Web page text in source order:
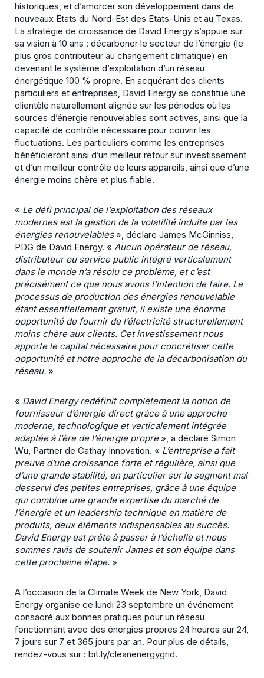
historiques, et d’amorcer son développement dans de
nouveaux Etats du Nord-Est des Etats-Unis et au Texas.
La stratégie de croissance de David Energy s’appuie sur
sa vision à 10 ans : décarboner le secteur de l’énergie (le
plus gros contributeur au changement climatique) en
devenant le système d’exploitation d’un réseau
énergétique 100 % propre. En acquérant des clients
particuliers et entreprises, David Energy se constitue une
clientèle naturellement alignée sur les périodes où les
sources d’énergie renouvelables sont actives, ainsi que la
capacité de contrôle nécessaire pour couvrir les
fluctuations. Les particuliers comme les entreprises
bénéficieront ainsi d’un meilleur retour sur investissement
et d’un meilleur contrôle de leurs appareils, ainsi que d’une
énergie moins chère et plus fiable.
« Le défi principal de l’exploitation des réseaux
modernes est la gestion de la volatilité induite par les
énergies renouvelables», déclare James McGinniss,
PDG de David Energy. « Aucun opérateur de réseau,
distributeur ou service public intégré verticalement
dans le monde n’a résolu ce problème, et c’est
précisément ce que nous avons l’intention de faire. Le
processus de production des énergies renouvelable
étant essentiellement gratuit, il existe une énorme
opportunité de fournir de l’électricité structurellement
moins chère aux clients. Cet investissement nous
apporte le capital nécessaire pour concrétiser cette
opportunité et notre approche de la décarbonisation du
réseau. »
« David Energy redéfinit complètement la notion de
fournisseur d’énergie direct grâce à une approche
moderne, technologique et verticalement intégrée
adaptée à l’ère de l’énergie propre», a déclaré Simon
Wu, Partner de Cathay Innovation. « L’entreprise a fait
preuve d’une croissance forte et régulière, ainsi que
d’une grande stabilité, en particulier sur le segment mal
desservi des petites entreprises, grâce à une équipe
qui combine une grande expertise du marché de
l’énergie et un leadership technique en matière de
produits, deux éléments indispensables au succès.
David Energy est prête à passer à l’échelle et nous
sommes ravis de soutenir James et son équipe dans
cette prochaine étape. »
A l’occasion de la Climate Week de New York, David
Energy organise ce lundi 23 septembre un événement
consacré aux bonnes pratiques pour un réseau
fonctionnant avec des énergies propres 24 heures sur 24,
7 jours sur 7 et 365 jours par an. Pour plus de détails,
rendez-vous sur : bit.ly/cleanenergygrid.